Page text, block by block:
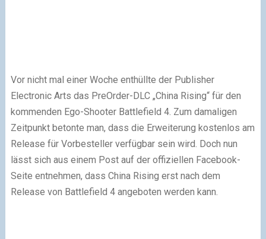
Vor nicht mal einer Woche enthüllte der Publisher
Electronic Arts das PreOrder-DLC „China Rising“ für den
kommenden Ego-Shooter Battlefield 4. Zum damaligen
Zeitpunkt betonte man, dass die Erweiterung kostenlos am
Release für Vorbesteller verfügbar sein wird. Doch nun
lässt sich aus einem Post auf der offiziellen Facebook-
Seite entnehmen, dass China Rising erst nach dem
Release von Battlefield 4 angeboten werden kann.